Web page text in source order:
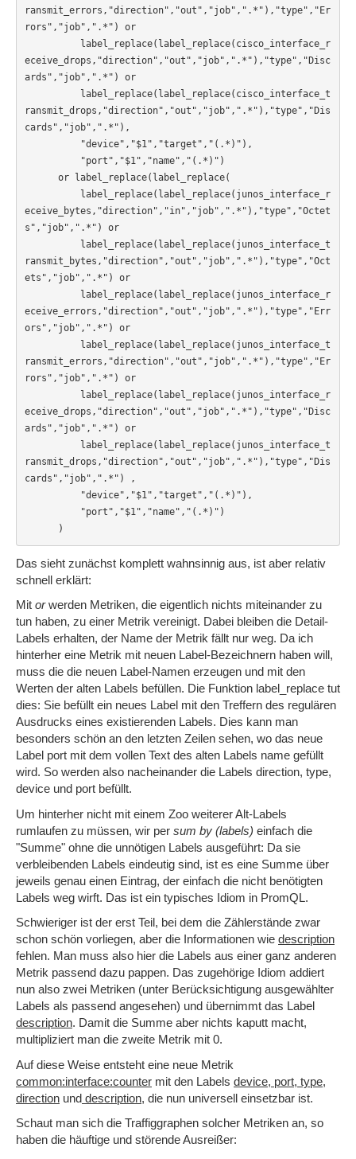
ransmit_errors,"direction","out","job",".*"),"type","Er
rors","job",".*") or
label_replace(label_replace(cisco_interface_r
eceive_drops,"direction","out","job",".*"),"type","Disc
ards","job",".*") or
label_replace(label_replace(cisco_interface_t
ransmit_drops,"direction","out","job",".*"),"type","Dis
cards","job",".*"),
"device","$1","target","(.*)"),
"port","$1","name","(.*)")
or label_replace(label_replace(
label_replace(label_replace(junos_interface_r
eceive_bytes,"direction","in","job",".*"),"type","Octet
s","job",".*") or
label_replace(label_replace(junos_interface_t
ransmit_bytes,"direction","out","job",".*"),"type","Oct
ets","job",".*") or
label_replace(label_replace(junos_interface_r
eceive_errors,"direction","out","job",".*"),"type","Err
ors","job",".*") or
label_replace(label_replace(junos_interface_t
ransmit_errors,"direction","out","job",".*"),"type","Er
rors","job",".*") or
label_replace(label_replace(junos_interface_r
eceive_drops,"direction","out","job",".*"),"type","Disc
ards","job",".*") or
label_replace(label_replace(junos_interface_t
ransmit_drops,"direction","out","job",".*"),"type","Dis
cards","job",".*") ,
"device","$1","target","(.*)"),
"port","$1","name","(.*)")
)
Das sieht zunächst komplett wahnsinnig aus, ist aber relativ
schnell erklärt:
Mit orwerden Metriken, die eigentlich nichts miteinander zu
tun haben, zu einer Metrik vereinigt. Dabei bleiben die Detail-
Labels erhalten, der Name der Metrik fällt nur weg. Da ich
hinterher eine Metrik mit neuen Label-Bezeichnern haben will,
muss die die neuen Label-Namen erzeugen und mit den
Werten der alten Labels befüllen. Die Funktion label_replace tut
dies: Sie befüllt ein neues Label mit den Treffern des regulären
Ausdrucks eines existierenden Labels. Dies kann man
besonders schön an den letzten Zeilen sehen, wo das neue
Label port mit dem vollen Text des alten Labels name gefüllt
wird. So werden also nacheinander die Labels direction, type,
device und port befüllt.
Um hinterher nicht mit einem Zoo weiterer Alt-Labels
rumlaufen zu müssen, wir per sum by (labels) einfach die
"Summe" ohne die unnötigen Labels ausgeführt: Da sie
verbleibenden Labels eindeutig sind, ist es eine Summe über
jeweils genau einen Eintrag, der einfach die nicht benötigten
Labels weg wirft. Das ist ein typisches Idiom in PromQL.
Schwieriger ist der erst Teil, bei dem die Zählerstände zwar
schon schön vorliegen, aber die Informationen wie description
fehlen. Man muss also hier die Labels aus einer ganz anderen
Metrik passend dazu pappen. Das zugehörige Idiom addiert
nun also zwei Metriken (unter Berücksichtigung ausgewählter
Labels als passend angesehen) und übernimmt das Label
description. Damit die Summe aber nichts kaputt macht,
multipliziert man die zweite Metrik mit 0.
Auf diese Weise entsteht eine neue Metrik
common:interface:counter mit den Labels device, port, type,
direction und description, die nun universell einsetzbar ist.
Schaut man sich die Traffiggraphen solcher Metriken an, so
haben die häuftige und störende Ausreißer: